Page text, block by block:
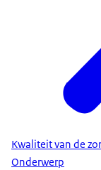
Kwaliteit van de
Onderwerp